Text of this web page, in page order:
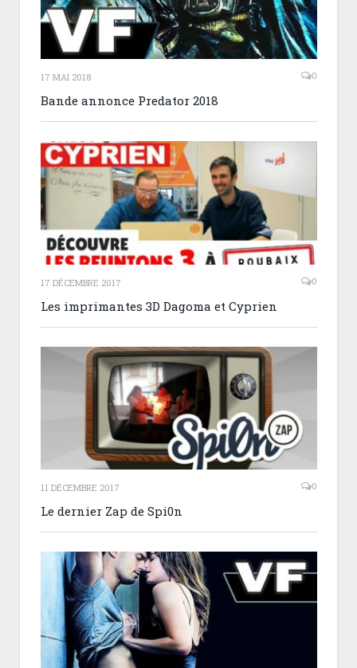
17 MAI 2018 0
Bande annonce Predator 2018
17 DÉCEMBRE 2017 0
Les imprimantes 3D Dagoma et Cyprien
11 DÉCEMBRE 2017 0
Le dernier Zap de Spi0n